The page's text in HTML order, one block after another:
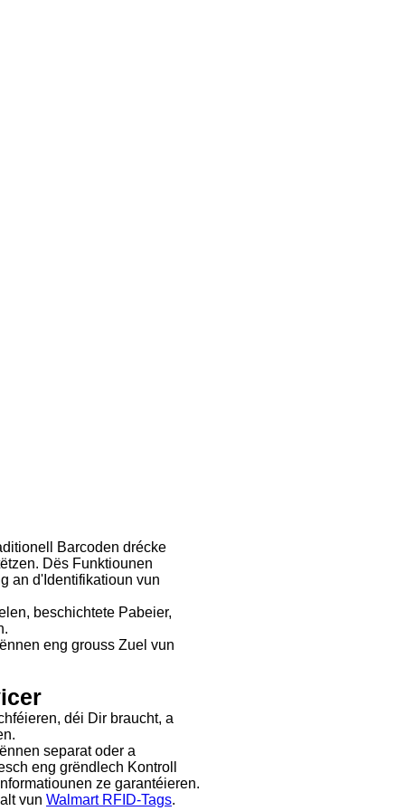
Barcoden drécke
Dës Funktiounen
an d'Identifikatioun vun
beschichtete Pabeier,
eng grouss Zuel vun
déi Dir braucht, a
separat oder a
eng grëndlech Kontroll
ze garantéieren.
vun Walmart RFID-Tags.